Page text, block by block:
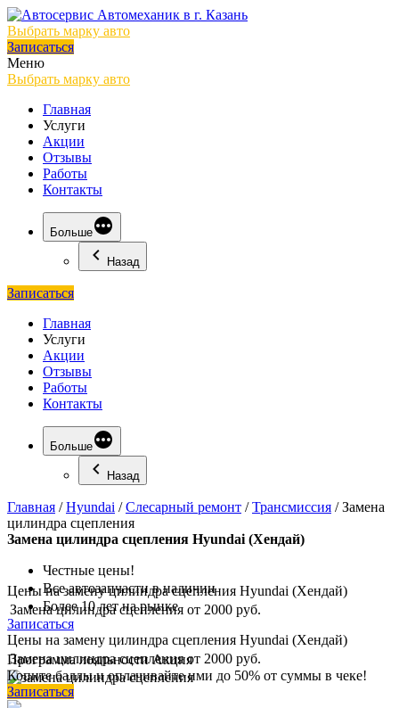
Выбрать марку авто
Записаться
Меню
Выбрать марку авто
Главная
Услуги
Акции
Отзывы
Работы
Контакты
Больше
Назад
Записаться
Главная
Услуги
Акции
Отзывы
Работы
Контакты
Больше
Назад
Главная /Hyundai /Слесарный ремонт /Трансмиссия /Замена
цилиндра сцепления
Замена цилиндра сцепления Hyundai (Хендай)
Честные цены!
Все автозапчасти в наличии
Более 10 лет на рынке
Записаться
Цены на замену цилиндра сцепления Hyundai (Хендай)
Замена цилиндра сцепления от 2000 руб.
Цены на замену цилиндра сцепления Hyundai (Хендай)
Замена цилиндра сцепления от 2000 руб.
ПрограммалояльностиАкция
Копите баллы и оплачивайте ими до 50% от суммы в чеке!
Записаться